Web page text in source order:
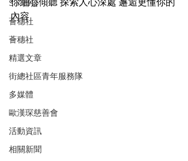
S.Y.部落
薈穗社
薈穗社
精選文章
街總社區青年服務隊
多媒體
歐漢琛慈善會
活動資訊
相關新聞
內容